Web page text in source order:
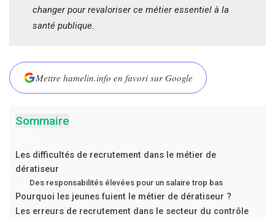
changer pour revaloriser ce métier essentiel à la
santé publique.
Mettre hamelin.info en favori sur Google
Sommaire
Les difficultés de recrutement dans le métier de
dératiseur
Des responsabilités élevées pour un salaire trop bas
Pourquoi les jeunes fuient le métier de dératiseur ?
Les erreurs de recrutement dans le secteur du contrôle